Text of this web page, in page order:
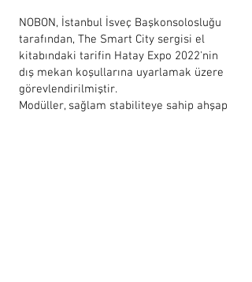
NOBON, İstanbul İsveç Başkonsolosluğu
tarafından, The Smart City sergisi el
kitabındaki tarifin Hatay Expo 2022'nin
dış mekan koşullarına uyarlamak üzere
görevlendirilmiştir.
Modüller, sağlam stabiliteye sahip ahşap